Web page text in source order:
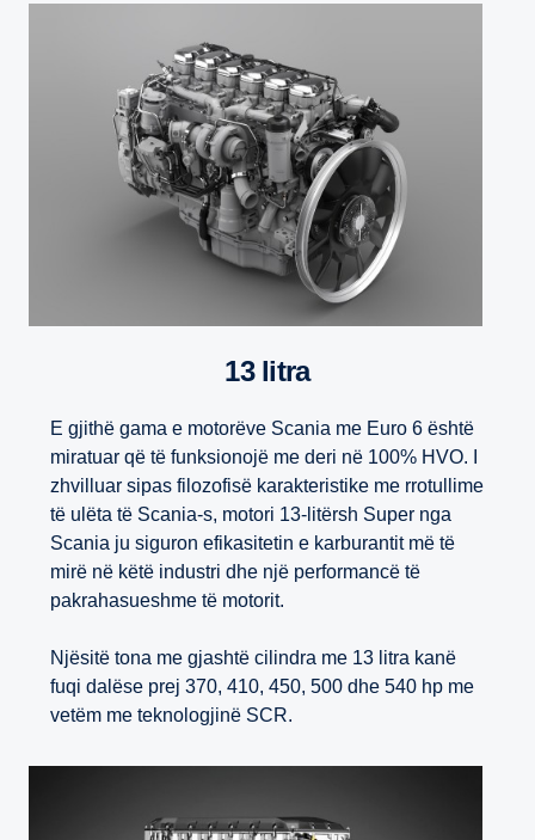
13 litra
E gjithë gama e motorëve Scania me Euro 6 është
miratuar që të funksionojë me deri në 100% HVO. I
zhvilluar sipas filozofisë karakteristike me rrotullime
të ulëta të Scania-s, motori 13-litërsh Super nga
Scania ju siguron efikasitetin e karburantit më të
mirë në këtë industri dhe një performancë të
pakrahasueshme të motorit.
Njësitë tona me gjashtë cilindra me 13 litra kanë
fuqi dalëse prej 370, 410, 450, 500 dhe 540 hp me
vetëm me teknologjinë SCR.